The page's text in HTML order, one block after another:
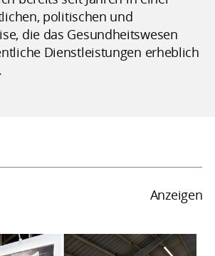
politischen und
die das Gesundheitswesen
Dienstleistungen erheblich
Anzeigen